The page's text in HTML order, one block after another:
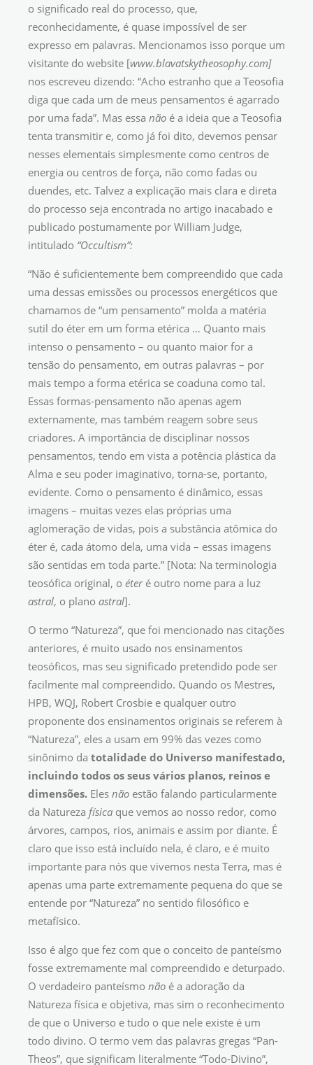
o significado real do processo, que,
reconhecidamente, é quase impossível de ser
expresso em palavras. Mencionamos isso porque um
visitante do website [www.blavatskytheosophy.com]
nos escreveu dizendo: “Acho estranho que a Teosofia
diga que cada um de meus pensamentos é agarrado
por uma fada”. Mas essa não é a ideia que a Teosofia
tenta transmitir e, como já foi dito, devemos pensar
nesses elementais simplesmente como centros de
energia ou centros de força, não como fadas ou
duendes, etc. Talvez a explicação mais clara e direta
do processo seja encontrada no artigo inacabado e
publicado postumamente por William Judge,
intitulado “Occultism”:
“Não é suficientemente bem compreendido que cada
uma dessas emissões ou processos energéticos que
chamamos de “um pensamento” molda a matéria
sutil do éter em um forma etérica … Quanto mais
intenso o pensamento – ou quanto maior for a
tensão do pensamento, em outras palavras – por
mais tempo a forma etérica se coaduna como tal.
Essas formas-pensamento não apenas agem
externamente, mas também reagem sobre seus
criadores. A importância de disciplinar nossos
pensamentos, tendo em vista a potência plástica da
Alma e seu poder imaginativo, torna-se, portanto,
evidente. Como o pensamento é dinâmico, essas
imagens – muitas vezes elas próprias uma
aglomeração de vidas, pois a substância atômica do
éter é, cada átomo dela, uma vida – essas imagens
são sentidas em toda parte.” [Nota: Na terminologia
teosófica original, o éteré outro nome para a luz
astral, o plano astral].
O termo “Natureza”, que foi mencionado nas citações
anteriores, é muito usado nos ensinamentos
teosóficos, mas seu significado pretendido pode ser
facilmente mal compreendido. Quando os Mestres,
HPB, WQJ, Robert Crosbie e qualquer outro
proponente dos ensinamentos originais se referem à
“Natureza”, eles a usam em 99% das vezes como
sinônimo da totalidade do Universo manifestado,
incluindo todos os seus vários planos, reinos e
dimensões. Eles não estão falando particularmente
da Natureza física que vemos ao nosso redor, como
árvores, campos, rios, animais e assim por diante. É
claro que isso está incluído nela, é claro, e é muito
importante para nós que vivemos nesta Terra, mas é
apenas uma parte extremamente pequena do que se
entende por “Natureza” no sentido filosófico e
metafísico.
Isso é algo que fez com que o conceito de panteísmo
fosse extremamente mal compreendido e deturpado.
O verdadeiro panteísmo não é a adoração da
Natureza física e objetiva, mas sim o reconhecimento
de que o Universo e tudo o que nele existe é um
todo divino. O termo vem das palavras gregas “Pan-
Theos”, que significam literalmente “Todo-Divino”,